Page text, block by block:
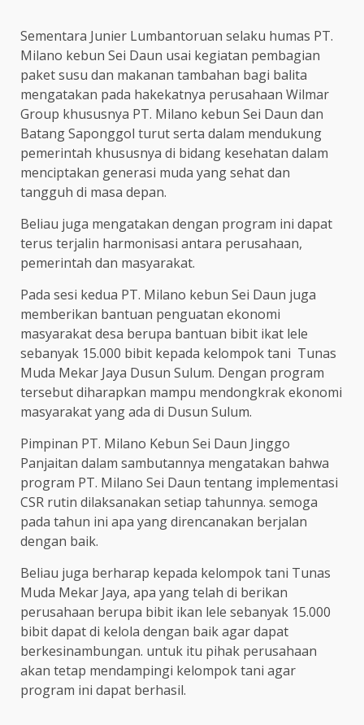
Sementara Junier Lumbantoruan selaku humas PT.
Milano kebun Sei Daun usai kegiatan pembagian
paket susu dan makanan tambahan bagi balita
mengatakan pada hakekatnya perusahaan Wilmar
Group khususnya PT. Milano kebun Sei Daun dan
Batang Saponggol turut serta dalam mendukung
pemerintah khususnya di bidang kesehatan dalam
menciptakan generasi muda yang sehat dan
tangguh di masa depan.
Beliau juga mengatakan dengan program ini dapat
terus terjalin harmonisasi antara perusahaan,
pemerintah dan masyarakat.
Pada sesi kedua PT. Milano kebun Sei Daun juga
memberikan bantuan penguatan ekonomi
masyarakat desa berupa bantuan bibit ikat lele
sebanyak 15.000 bibit kepada kelompok tani Tunas
Muda Mekar Jaya Dusun Sulum. Dengan program
tersebut diharapkan mampu mendongkrak ekonomi
masyarakat yang ada di Dusun Sulum.
Pimpinan PT. Milano Kebun Sei Daun Jinggo
Panjaitan dalam sambutannya mengatakan bahwa
program PT. Milano Sei Daun tentang implementasi
CSR rutin dilaksanakan setiap tahunnya. semoga
pada tahun ini apa yang direncanakan berjalan
dengan baik.
Beliau juga berharap kepada kelompok tani Tunas
Muda Mekar Jaya, apa yang telah di berikan
perusahaan berupa bibit ikan lele sebanyak 15.000
bibit dapat di kelola dengan baik agar dapat
berkesinambungan. untuk itu pihak perusahaan
akan tetap mendampingi kelompok tani agar
program ini dapat berhasil.